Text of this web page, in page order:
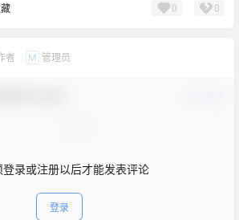
0 0
者 M 管理员
登录或注册以后才能发表评论
登录